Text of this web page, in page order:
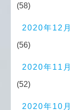
(58)
2020年12月
(56)
2020年11月
(52)
2020年10月